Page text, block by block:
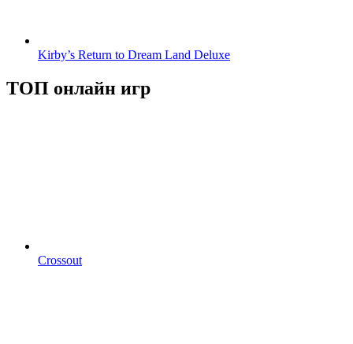
Kirby’s Return to Dream Land Deluxe
ТОП онлайн игр
Crossout